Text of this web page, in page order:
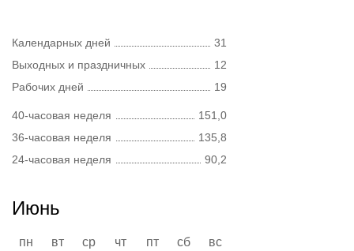
Календарных дней
31
Выходных и праздничных
12
Рабочих дней
19
40-часовая неделя
151,0
36-часовая неделя
135,8
24-часовая неделя
90,2
Июнь
пн вт ср чт пт сб
вс